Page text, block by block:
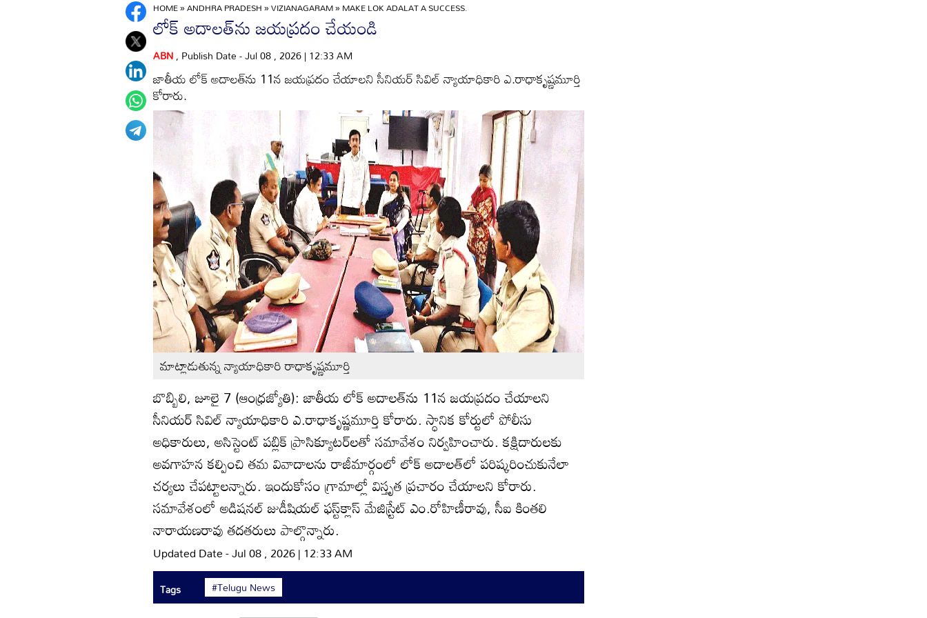
HOME»ANDHRA PRADESH»VIZIANAGARAM»MAKE LOK ADALAT A SUCCESS.
లోక్‌ అదాలత్‌ను జయప్రదం చేయండి
ABN, Publish Date - Jul 08 , 2026 | 12:33 AM
జాతీయ లోక్‌ అదాలత్‌ను 11న జయప్రదం చేయాలని సీనియర్‌ సివిల్‌ న్యాయాధికారి ఎ.రాధాకృష్ణమూర్తి
కోరారు.
మాట్లాడుతున్న న్యాయాధికారి రాధాకృష్ణమూర్తి
బొబ్బిలి, జూలై 7 (ఆంధ్రజ్యోతి): జాతీయ లోక్‌ అదాలత్‌ను 11న జయప్రదం చేయాలని
సీనియర్‌ సివిల్‌ న్యాయాధికారి ఎ.రాధాకృష్ణమూర్తి కోరారు. స్ధానిక కోర్టులో పోలీసు
అధికారులు, అసిస్టెంట్‌ పబ్లిక్‌ ప్రాసిక్యూటర్‌లతో సమావేశం నిర్వహించారు. కక్షిదారులకు
అవగాహన కల్పించి తమ వివాదాలను రాజీమార్గంలో లోక్‌ అదాలత్‌లో పరిష్కరించుకునేలా
చర్యలు చేపట్టాలన్నారు. ఇందుకోసం గ్రామాల్లో విస్తృత ప్రచారం చేయాలని కోరారు.
సమావేశంలో అడిషనల్‌ జుడీషియల్‌ ఫస్ట్‌క్లాస్‌ మేజిస్ర్టేట్‌ ఎం.రోహిణీరావు, సీఐ కింతలి
నారాయణరావు తదతరులు పాల్గొన్నారు.
Updated Date - Jul 08 , 2026 | 12:33 AM
Tags #Telugu News